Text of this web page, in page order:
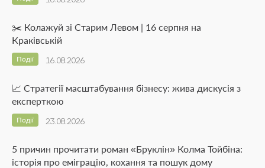
✂️ Колажуй зі Старим Левом | 16 серпня на
Краківській
16.08.2026
Події
📈 Стратегії масштабування бізнесу: жива дискусія з
експерткою
23.08.2026
Події
5 причин прочитати роман «Бруклін» Колма Тойбіна:
історія про еміграцію, кохання та пошук дому